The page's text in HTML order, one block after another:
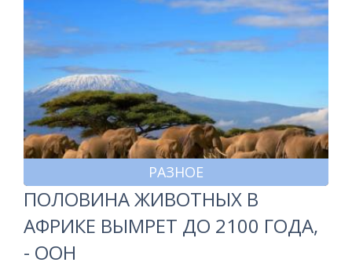
РАЗНОЕ
ПОЛОВИНА ЖИВОТНЫХ В
АФРИКЕ ВЫМРЕТ ДО 2100 ГОДА,
- ООН